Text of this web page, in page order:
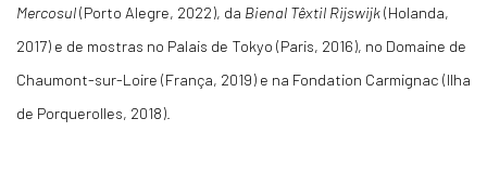
Mercosul(Porto Alegre, 2022), da Bienal Têxtil Rijswijk(Holanda,
2017) e de mostras no Palais de Tokyo (Paris, 2016), no Domaine de
Chaumont-sur-Loire (França, 2019) e na Fondation Carmignac (Ilha
de Porquerolles, 2018).